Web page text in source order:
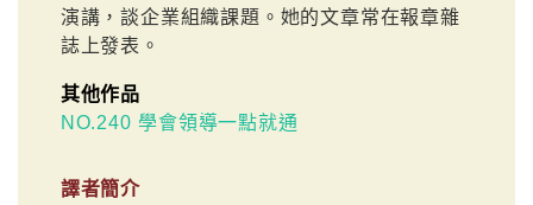
演講，談企業組織課題。她的文章常在報章雜
誌上發表。
其他作品
NO.240 學會領導一點就通
譯者簡介